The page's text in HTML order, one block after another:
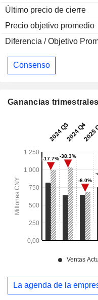
Último precio de cierre
Precio objetivo promedio
Diferencia / Objetivo
Consenso
Ganancias
La agenda de la